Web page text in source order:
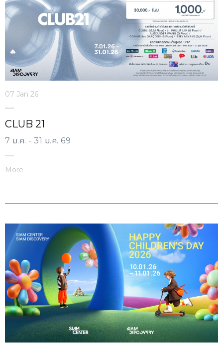
07 Jan 26
CLUB 21
7 ม.ค. - 31 ม.ค. 69
More